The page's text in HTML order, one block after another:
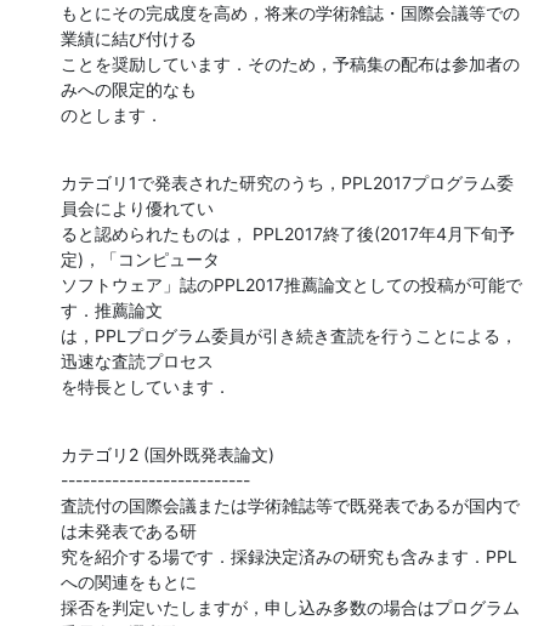
もとにその完成度を高め，将来の学術雑誌・国際会議等での
業績に結び付ける
ことを奨励しています．そのため，予稿集の配布は参加者の
みへの限定的なも
のとします．
カテゴリ1で発表された研究のうち，PPL2017プログラム委
員会により優れてい
ると認められたものは， PPL2017終了後(2017年4月下旬予
定)，「コンピュータ
ソフトウェア」誌のPPL2017推薦論文としての投稿が可能で
す．推薦論文
は，PPLプログラム委員が引き続き査読を行うことによる，
迅速な査読プロセス
を特長としています．
カテゴリ2 (国外既発表論文)
--------------------------
査読付の国際会議または学術雑誌等で既発表であるが国内で
は未発表である研
究を紹介する場です．採録決定済みの研究も含みます．PPL
への関連をもとに
採否を判定いたしますが，申し込み多数の場合はプログラム